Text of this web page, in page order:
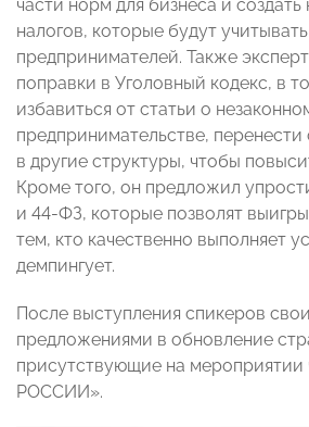
части норм для бизнеса и
налогов, которые будут
предпринимателей. Также
поправки в Уголовный кодекс, в
избавиться от статьи о
предпринимательстве,
в другие структуры, чтобы
Кроме того, он предложил
и 44-ФЗ, которые позволят
тем, кто качественно выполняет
демпингует.
После выступления спикеров
предложениями в обновление
присутствующие на мероприятии
РОССИИ».